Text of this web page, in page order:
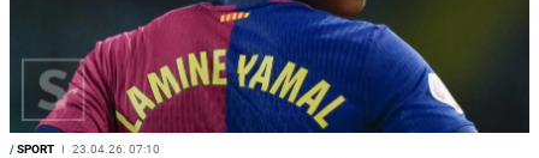
/SPORT I 23.04.26. 07:10